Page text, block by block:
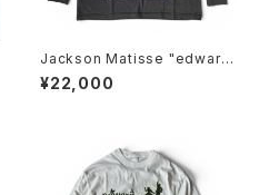
Jackson Matisse "edward
SCISSORHANDS POSTER L
ongsleeve Tee"
¥22,000